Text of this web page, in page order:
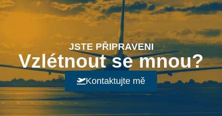
JSTE PŘIPRAVENI
Vzlétnout se mnou?
Kontaktujte mě